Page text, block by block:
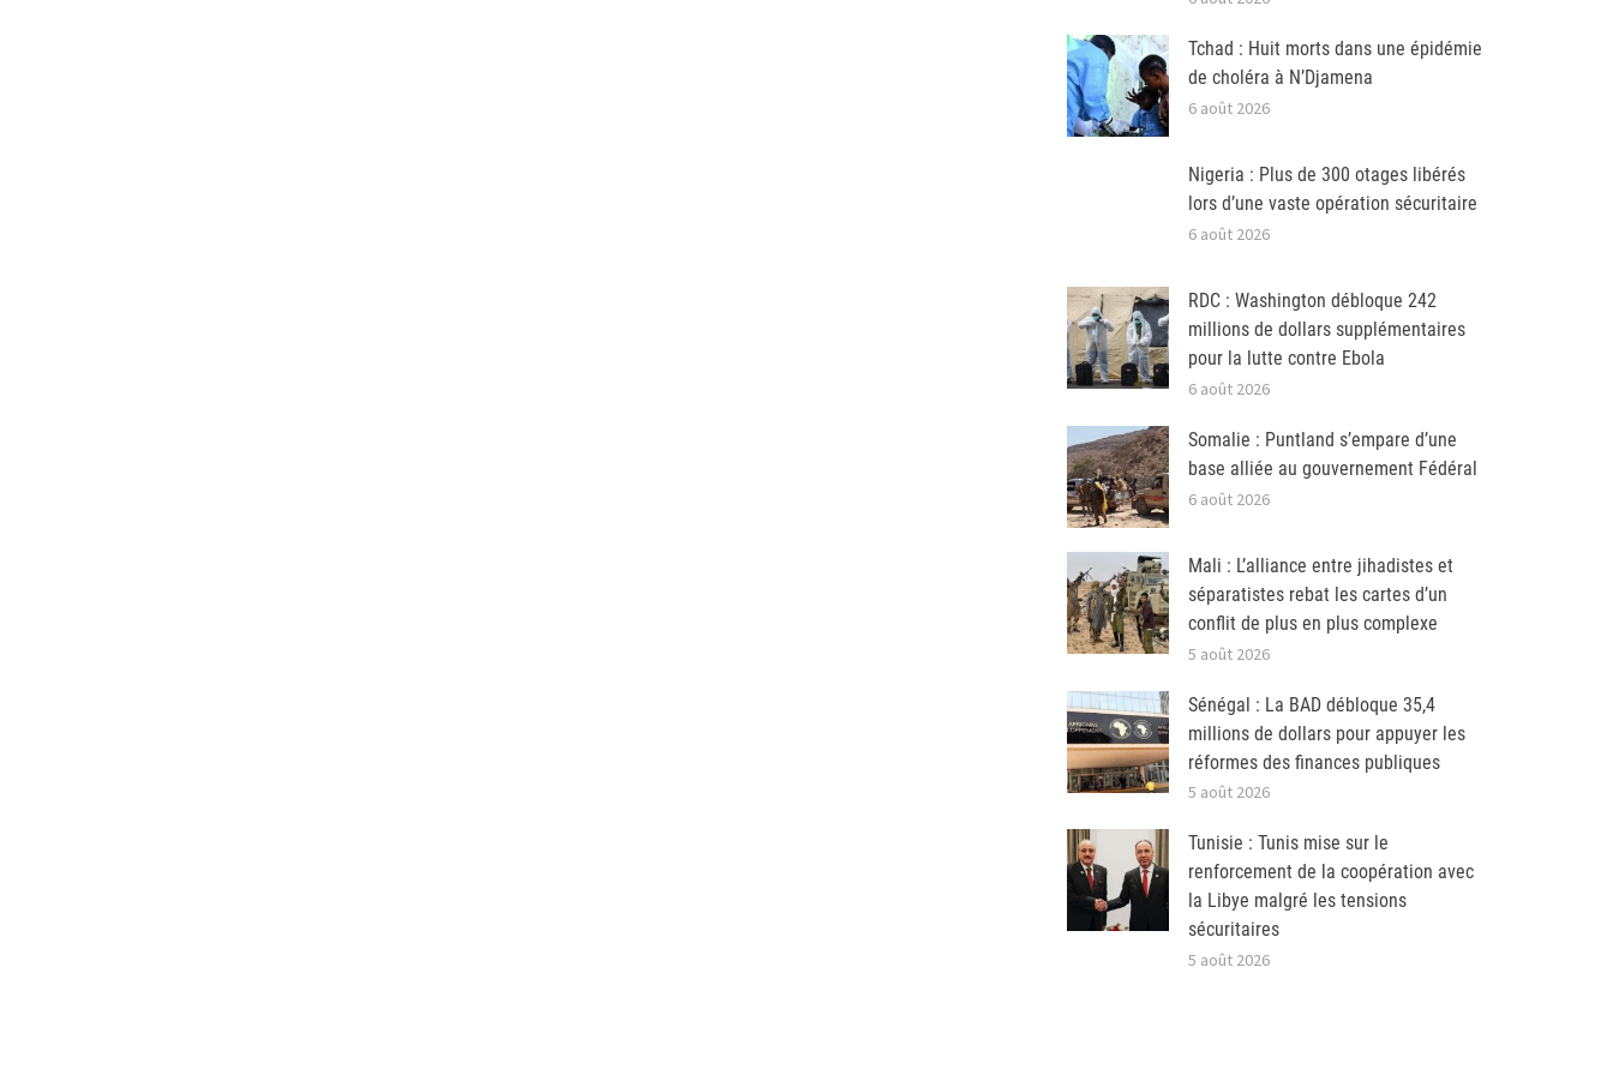
Tchad : Huit morts dans une épidémie
de choléra à N’Djamena
6 août 2026
Nigeria : Plus de 300 otages libérés
lors d’une vaste opération sécuritaire
6 août 2026
RDC : Washington débloque 242
millions de dollars supplémentaires
pour la lutte contre Ebola
6 août 2026
Somalie : Puntland s’empare d’une
base alliée au gouvernement Fédéral
6 août 2026
Mali : L’alliance entre jihadistes et
séparatistes rebat les cartes d’un
conflit de plus en plus complexe
5 août 2026
Sénégal : La BAD débloque 35,4
millions de dollars pour appuyer les
réformes des finances publiques
5 août 2026
Tunisie : Tunis mise sur le
renforcement de la coopération avec
la Libye malgré les tensions
sécuritaires
5 août 2026